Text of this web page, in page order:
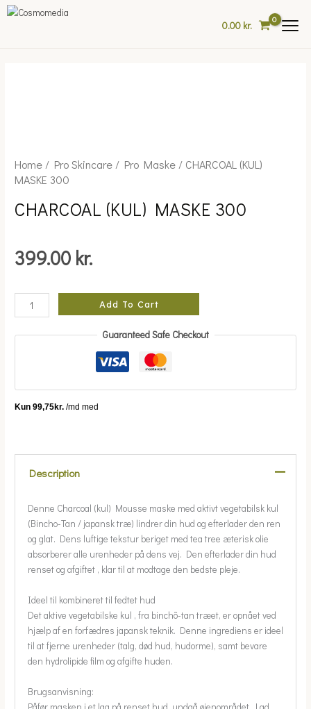
Skip
0.00 kr.
Home/ Pro Skincare/ Pro Maske/ CHARCOAL (KUL)
MASKE 300
CHARCOAL (KUL) MASKE 300
399.00 kr.
CHARCOAL
(KUL)
300
Add To Cart
Guaranteed Safe Checkout
Description
Denne Charcoal (kul) Mousse maske med aktivt vegetabilsk kul
(Bincho-Tan / japansk træ) lindrer din hud og efterlader den ren
og glat. Dens luftige tekstur beriget med tea tree æterisk olie
absorberer alle urenheder på dens vej. Den efterlader din hud
renset og afgiftet , klar til at modtage den bedste pleje.
Ideel til kombineret til fedtet hud
Det aktive vegetabilske kul , fra binchõ-tan træet, er opnået ved
hjælp af en forfædres japansk teknik. Denne ingrediens er ideel
til at fjerne urenheder (talg, død hud, hudorme), samt bevare
den hydrolipide film og afgifte huden.
Brugsanvisning: